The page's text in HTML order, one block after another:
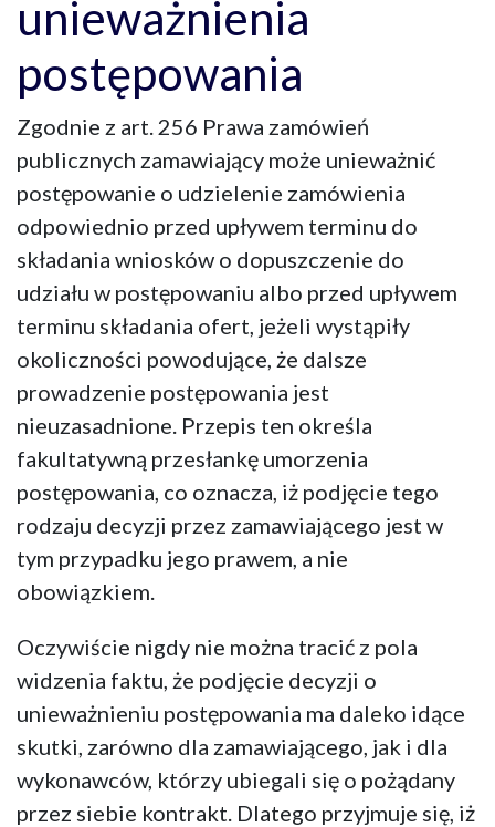
unieważnienia
postępowania
Zgodnie z art. 256 Prawa zamówień
publicznych zamawiający może unieważnić
postępowanie o udzielenie zamówienia
odpowiednio przed upływem terminu do
składania wniosków o dopuszczenie do
udziału w postępowaniu albo przed upływem
terminu składania ofert, jeżeli wystąpiły
okoliczności powodujące, że dalsze
prowadzenie postępowania jest
nieuzasadnione. Przepis ten określa
fakultatywną przesłankę umorzenia
postępowania, co oznacza, iż podjęcie tego
rodzaju decyzji przez zamawiającego jest w
tym przypadku jego prawem, a nie
obowiązkiem.
Oczywiście nigdy nie można tracić z pola
widzenia faktu, że podjęcie decyzji o
unieważnieniu postępowania ma daleko idące
skutki, zarówno dla zamawiającego, jak i dla
wykonawców, którzy ubiegali się o pożądany
przez siebie kontrakt. Dlatego przyjmuje się, iż